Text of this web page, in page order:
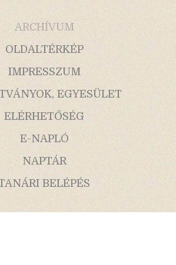
ARCHÍVUM
OLDALTÉRKÉP
IMPRESSZUM
EGYESÜLET
ELÉRHETŐSÉG
E-NAPLÓ
NAPTÁR
BELÉPÉS